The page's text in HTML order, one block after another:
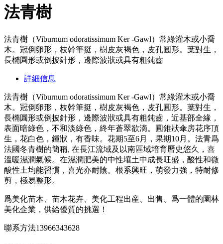
法青樹
法青樹（Viburnum odoratissimum Ker -Gawl）常綠灌木或小喬
木。冠倒卵形，枝幹筆挺，樹皮灰褐色，皮孔圓形。葉對生，
長橢圓形或倒披針形，邊際波狀或具有粗鈍齒
詳細信息
法青樹（Viburnum odoratissimum Ker -Gawl）常綠灌木或小喬
木。冠倒卵形，枝幹筆挺，樹皮灰褐色，皮孔圓形。葉對生，
長橢圓形或倒披針形，邊際波狀或具有粗鈍齒，近基部全緣，
表面暗綠色，不和淡綠色，終年蒼翠欲滴。圓錐狀傘房花序頂
生，花白色，鍾狀，有香味。花期5至6月，果期10月。法青爲
法國冬青樹的簡稱, 在長江流域及以南區域培育曆史悠久，喜
溫暖濕潤氣候。在濕潤肥美的中性壤土中成長旺盛，酸性和微
酸性土均能習慣，喜光亦耐陰。根系興旺，萌發力強，特耐修
剪，極易整形。
爲美化苗木、苗木花卉、美化工程出産、出售、爲一體的園林
美化企業，供給優質的挑選！
聯系方法13966343628